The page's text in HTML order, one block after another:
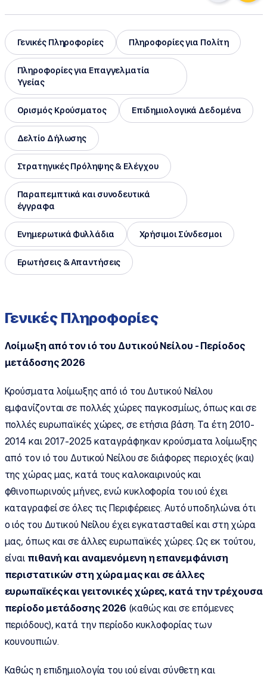
Γενικές Πληροφορίες Πληροφορίες για Πολίτη
Πληροφορίες για Επαγγελματία
Υγείας
Ορισμός Κρούσματος Επιδημιολογικά Δεδομένα
Δελτίο Δήλωσης
Στρατηγικές Πρόληψης & Ελέγχου
Παραπεμπτικά και συνοδευτικά
έγγραφα
Ενημερωτικά Φυλλάδια Χρήσιμοι Σύνδεσμοι
Ερωτήσεις & Απαντήσεις
Γενικές Πληροφορίες
Λοίμωξη από τον ιό του Δυτικού Νείλου - Περίοδος
μετάδοσης 2026
Κρούσματα λοίμωξης από ιό του Δυτικού Νείλου
εμφανίζονται σε πολλές χώρες παγκοσμίως, όπως και σε
πολλές ευρωπαϊκές χώρες, σε ετήσια βάση. Τα έτη 2010-
2014 και 2017-2025 καταγράφηκαν κρούσματα λοίμωξης
από τον ιό του Δυτικού Νείλου σε διάφορες περιοχές (και)
της χώρας μας, κατά τους καλοκαιρινούς και
φθινοπωρινούς μήνες, ενώ κυκλοφορία του ιού έχει
καταγραφεί σε όλες τις Περιφέρειες. Αυτό υποδηλώνει ότι
ο ιός του Δυτικού Νείλου έχει εγκατασταθεί και στη χώρα
μας, όπως και σε άλλες ευρωπαϊκές χώρες. Ως εκ τούτου,
είναι πιθανή και αναμενόμενη η επανεμφάνιση
περιστατικών στη χώρα μας και σε άλλες
ευρωπαϊκές και γειτονικές χώρες, κατά την τρέχουσα
περίοδο μετάδοσης 2026 (καθώς και σε επόμενες
περιόδους), κατά την περίοδο κυκλοφορίας των
κουνουπιών.
Καθώς η επιδημιολογία του ιού είναι σύνθετη και